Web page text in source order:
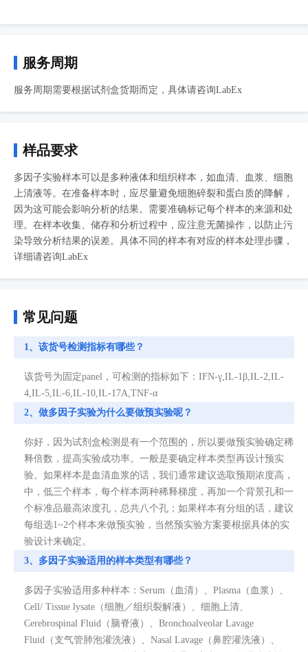
服务周期
服务周期需要根据试剂盒货期而定，具体请咨询LabEx
样品要求
多因子实验样本可以是多种液体和组织样本，如血清、血浆、细胞
上清液等。在准备样本时，应尽量避免细胞碎裂和蛋白质的降解，
因为这可能会影响分析的结果。需要准确标记每个样本的来源和处
理。在样本收集、储存和分析过程中，应注意无菌操作，以防止污
染导致分析结果的误差。具体不同的样本有对应的样本处理步骤，
详细请咨询LabEx
常见问题
1、该货号检测指标有哪些？
该货号为固定panel，可检测的指标如下：IFN-γ,IL-1β,IL-2,IL-
4,IL-5,IL-6,IL-10,IL-17A,TNF-α
2、做多因子实验为什么要做预实验呢？
你好，因为试剂盒检测是有一个范围的，所以要做预实验确定稀
释倍数，提高实验成功率。一般是要确定样本类型再设计预实
验。如果样本是血清血浆的话，我们通常建议选取预期浓度高，
中，低三个样本，每个样本两种稀释梯度，再加一个背景孔和一
个标准品最高浓度孔，总共八个孔；如果样本有分组的话，建议
每组选1~2个样本来做预实验，当然预实验方案要根据具体的实
验设计来确定。
3、多因子实验适用的样本类型有哪些？
多因子实验适用多种样本：Serum（血清）、Plasma（血浆）、
Cell/ Tissue lysate（细胞／组织裂解液）、细胞上清、
Cerebrospinal Fluid（脑脊液）、Bronchoalveolar Lavage
Fluid（支气管肺泡灌洗液）、Nasal Lavage（鼻腔灌洗液）、